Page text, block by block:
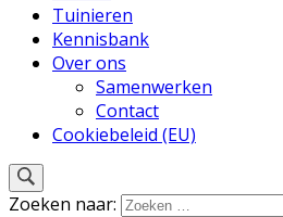
Tuinieren
Kennisbank
Over ons
Samenwerken
Contact
Cookiebeleid (EU)
Zoeken naar: